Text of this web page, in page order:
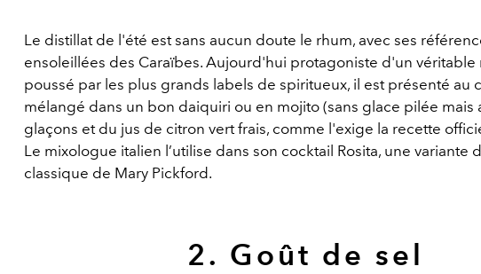
Le distillat de l'été est sans aucun doute le rhum, avec ses
ensoleillées des Caraïbes. Aujourd'hui protagoniste d'un véritable
poussé par les plus grands labels de spiritueux, il est présenté au
mélangé dans un bon daiquiri ou en mojito (sans glace pilée mais
glaçons et du jus de citron vert frais, comme l'exige la recette
Le mixologue italien l’utilise dans son cocktail Rosita, une variante
classique de Mary Pickford.
2. Goût de sel